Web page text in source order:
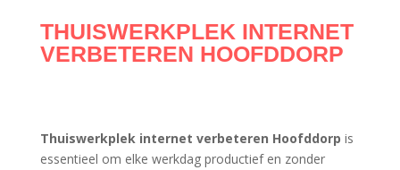
THUISWERKPLEK INTERNET
VERBETEREN HOOFDDORP
Thuiswerkplek internet verbeteren Hoofddorp is
essentieel om elke werkdag productief en zonder